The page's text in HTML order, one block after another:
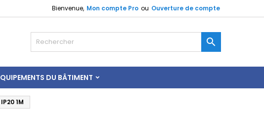
Bienvenue, Mon compte Pro ou Ouverture de compte

DU BÂTIMENT
1M